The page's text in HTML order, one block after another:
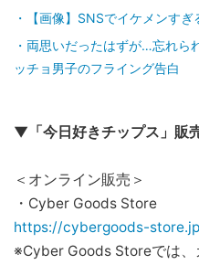
【画像】SNSでイケメンす
両思いだったはずが…忘れら
ッチョ男子のフライング告白
▼「今日好きチップス」販
＜オンライン販売＞
・Cyber Goods Store
https://cybergoods-
※Cyber Goods Storeでは、